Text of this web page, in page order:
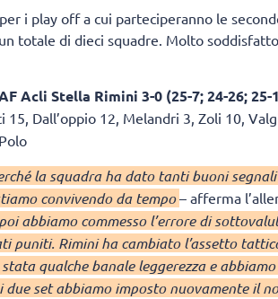
i play off a cui parteciperanno le
totale di dieci squadre. Molto
Acli Stella Rimini 3-0 (25-7; 24-26; 25-
15, Dall’oppio 12, Melandri 3, Zoli 10,
la squadra ha dato tanti buoni
convivendo da tempo– afferma
abbiamo commesso l’errore di
puniti. Rimini ha cambiato l’assetto
qualche banale leggerezza e
due set abbiamo imposto nuovamente il